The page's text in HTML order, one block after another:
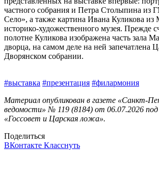
частного собрания и Петра Столыпина из
Село», а также картина Ивана Куликова из
историко-художественного музея. Прежде
полотне Куликова изображена часть зала
дворца, на самом деле на ней запечатлена
Дворянском собрании.
#выставка #презентация #филармония
Материал опубликован в газете «Санкт-
ведомости» № 119 (8184) от 06.07.2026 под
«Госсовет и Царская ложа».
Поделиться
ВКонтакте Класснуть